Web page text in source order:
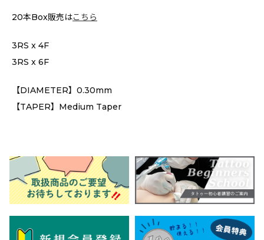
20本Box販売はこちら
3RS x 4F
3RS x 6F
【DIAMETER】0.30mm
【TAPER】Medium Taper